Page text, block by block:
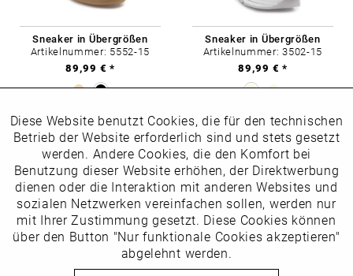
Sneaker in Übergrößen
Artikelnummer: 5552-15
89,99 € *
Sneaker in Übergrößen
Artikelnummer: 3502-15
89,99 € *
Funktionale Aktiv
Marketing Inaktiv
Tracking Inaktiv
Inaktiv
Diese Website benutzt Cookies, die für den technischen
Betrieb der Website erforderlich sind und stets gesetzt
werden. Andere Cookies, die den Komfort bei
Benutzung dieser Website erhöhen, der Direktwerbung
dienen oder die Interaktion mit anderen Websites und
sozialen Netzwerken vereinfachen sollen, werden nur
mit Ihrer Zustimmung gesetzt. Diese Cookies können
über den Button "Nur funktionale Cookies akzeptieren"
abgelehnt werden.